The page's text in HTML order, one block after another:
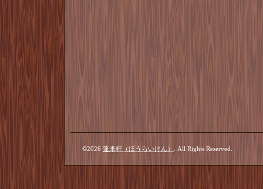
©2026 蓬来軒（ほうらいけん） . All Rights Reserved.